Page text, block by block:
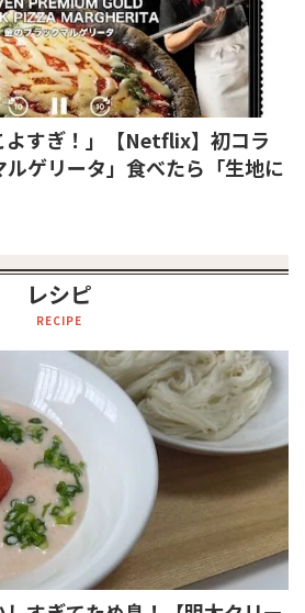
よすぎ！」【Netflix】初コラ
ゲリータ」食べたら「生地に
レシピ
RECIPE